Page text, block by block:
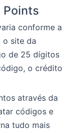
Points
conforme a
o site da
de 25 dígitos
o crédito
através da
códigos e
tudo mais